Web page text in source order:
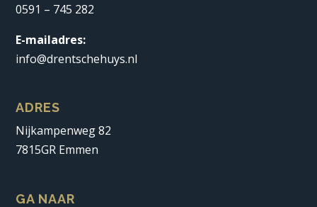
0591 – 745 282
E-mailadres:
info@drentschehuys.nl
ADRES
Nijkampenweg 82
7815GR Emmen
GA NAAR